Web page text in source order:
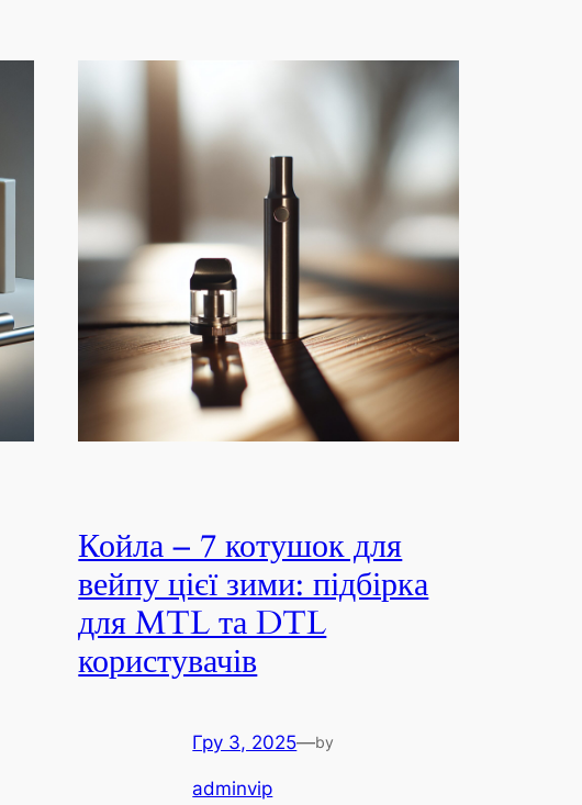
Койла – 7 котушок для
вейпу цієї зими: підбірка
для MTL та DTL
користувачів
Гру 3, 2025—by
adminvip